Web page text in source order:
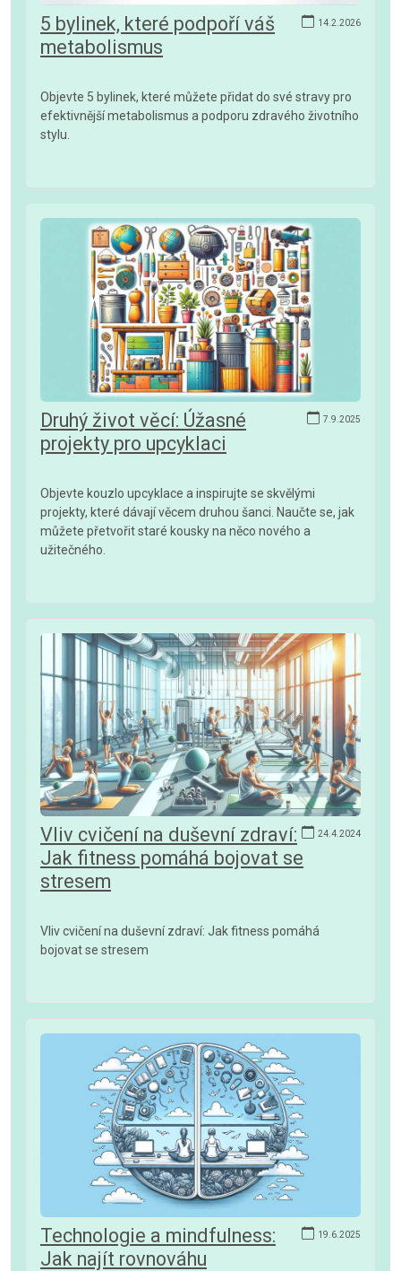
14.2.2026
5 bylinek, které podpoří váš
metabolismus
Objevte 5 bylinek, které můžete přidat do své stravy pro
efektivnější metabolismus a podporu zdravého životního
stylu.
7.9.2025
Druhý život věcí: Úžasné
projekty pro upcyklaci
Objevte kouzlo upcyklace a inspirujte se skvělými
projekty, které dávají věcem druhou šanci. Naučte se, jak
můžete přetvořit staré kousky na něco nového a
užitečného.
24.4.2024
Vliv cvičení na duševní zdraví:
Jak fitness pomáhá bojovat se
stresem
Vliv cvičení na duševní zdraví: Jak fitness pomáhá
bojovat se stresem
19.6.2025
Technologie a mindfulness:
Jak najít rovnováhu